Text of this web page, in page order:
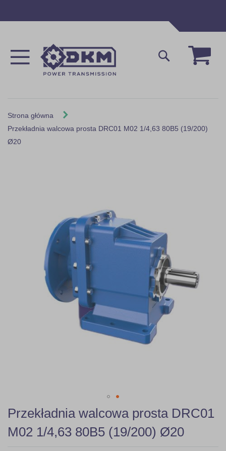
Mój
Szukaj
Strona główna
Przekładnia walcowa prosta DRC01 M02 1/4,63 80B5 (19/200)
Ø20
Skip
to
the
beginning
Przekładnia walcowa prosta DRC01
M02 1/4,63 80B5 (19/200) Ø20